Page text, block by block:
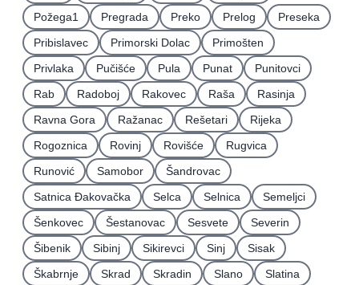
Požega1
Pregrada Preko Prelog
Preseka
Pribislavec
Primorski Dolac
Primošten
Privlaka
Pučišće Pula Punat
Punitovci
Rab
Radoboj Rakovec Raša
Rasinja
Ravna Gora
Ražanac Rešetari
Rijeka
Rogoznica
Rovinj Rovišće
Rugvica
Runović
Samobor
Šandrovac
Satnica Ðakovačka
Selca Selnica
Semeljci
Šenkovec
Šestanovac Sesvete
Severin
Šibenik
Sibinj Sikirevci Sinj
Sisak
Škabrnje
Skrad Skradin Slano
Slatina